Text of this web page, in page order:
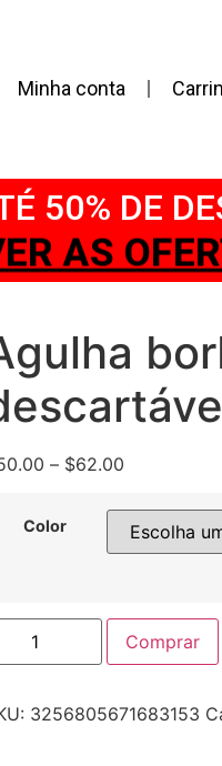
Minha conta
50% DE
AS
– $62.00
Color
Comprar
3256805671683153